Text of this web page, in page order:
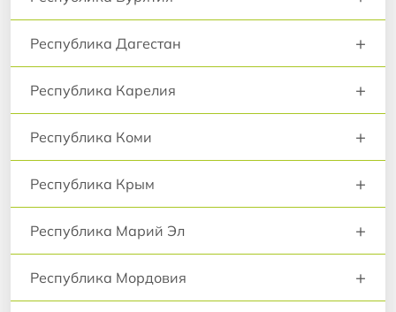
Республика Дагестан +
Республика Карелия +
Республика Коми +
Республика Крым +
Республика Марий Эл +
Республика Мордовия +